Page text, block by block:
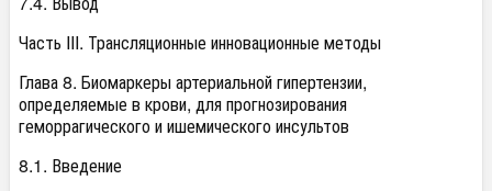
Часть III. Трансляционные инновационные методы
Глава 8. Биомаркеры артериальной гипертензии,
определяемые в крови, для прогнозирования
геморрагического и ишемического инсультов
8.1. Введение